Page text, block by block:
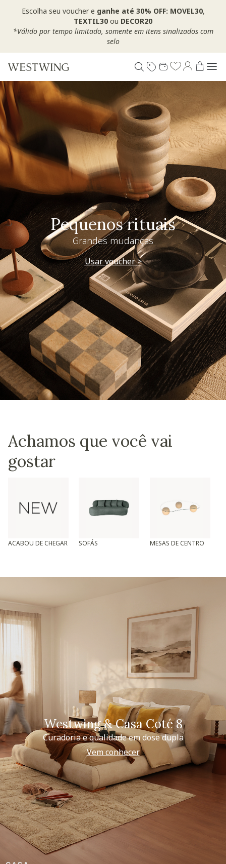
Escolha seu voucher e ganhe até 30% OFF: MOVEL30,
TEXTIL30 ou DECOR20
*Válido por tempo limitado, somente em itens sinalizados com
selo
Pequenos rituais
Grandes mudanças
Usar voucher >
Achamos que você vai
gostar
ACABOU DE CHEGAR SOFÁS MESAS DE CENTRO
Westwing & Casa Coté 8
Curadoria e qualidade em dose dupla
Vem conhecer